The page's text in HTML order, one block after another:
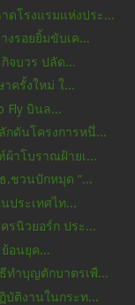
ดโรงแรมแห่งประ...
งรอยยิ้มขับเค...
จบวร ปลัด...
ครั้งใหม่ ใ...
Fly บินล...
กดันโครงการหนึ่...
าโบราณฝ้ายเ...
.ชวนปักหมุด “...
นประเทศไท...
รนิวยอร์ก ประ...
ย้อนยุค...
ทำบุญตักบาตรเพื...
บัติงานในกระท...